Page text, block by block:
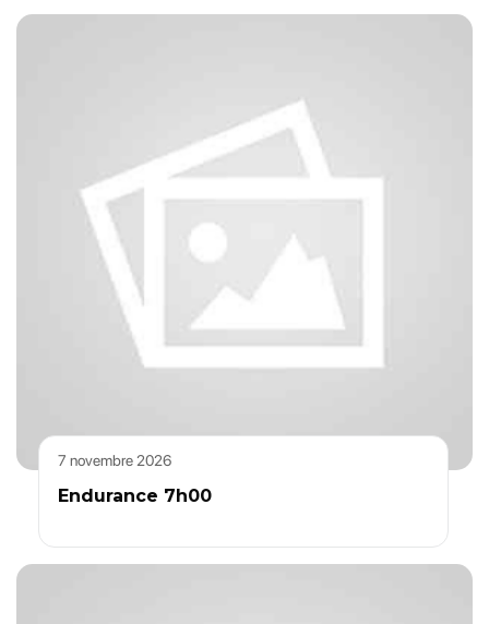
7 novembre 2026
Endurance 7h00